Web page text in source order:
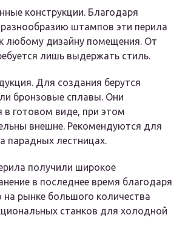
конструкции. Благодаря
штампов эти перила
любому дизайну помещения. От
лишь выдержать стиль.
Для создания берутся
бронзовые сплавы. Они
в готовом виде, при этом
внешне. Рекомендуются для
парадных лестницах.
получили широкое
в последнее время благодаря
на рынке большого количества
станков для холодной